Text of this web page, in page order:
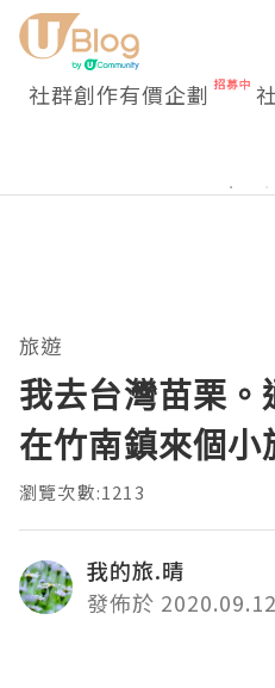
社群創作有價企劃
旅遊
我去台灣苗栗
在竹南鎮來個小
瀏覽次數:1213
我的旅.晴
發佈於 2020.09.12